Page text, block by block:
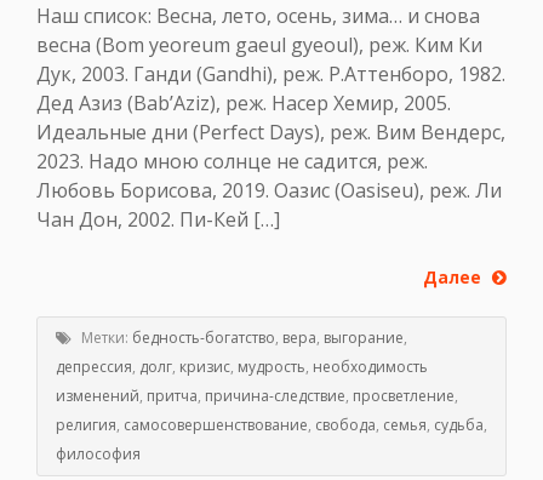
Наш список: Весна, лето, осень, зима… и снова
весна (Bom yeoreum gaeul gyeoul), реж. Ким Ки
Дук, 2003. Ганди (Gandhi), реж. Р.Аттенборо, 1982.
Дед Азиз (Bab’Aziz), реж. Насер Хемир, 2005.
Идеальные дни (Perfect Days), реж. Вим Вендерс,
2023. Надо мною солнце не садится, реж.
Любовь Борисова, 2019. Оазис (Oasiseu), реж. Ли
Чан Дон, 2002. Пи-Кей […]
Далее
Метки: бедность-богатство, вера, выгорание,
депрессия, долг, кризис, мудрость, необходимость
изменений, притча, причина-следствие, просветление,
религия, самосовершенствование, свобода, семья, судьба,
философия